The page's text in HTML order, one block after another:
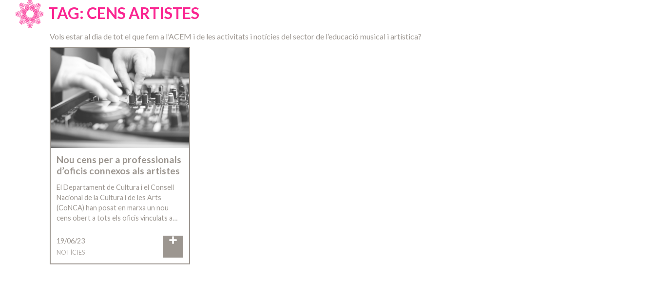
TAG: CENS ARTISTES
Vols estar al dia de tot el que fem a l’ACEM i de les activitats i notícies del sector de l’educació musical i artística?
Nou cens per a professionals
d’oficis connexos als artistes
El Departament de Cultura i el Consell
Nacional de la Cultura i de les Arts
(CoNCA) han posat en marxa un nou
cens obert a tots els oficis vinculats a…
19/06/23
NOTÍCIES